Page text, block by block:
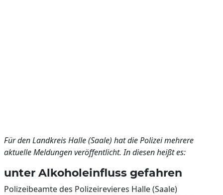
Für den Landkreis Halle (Saale) hat die Polizei mehrere
aktuelle Meldungen veröffentlicht. In diesen heißt es:
unter Alkoholeinfluss gefahren
Polizeibeamte des Polizeirevieres Halle (Saale)